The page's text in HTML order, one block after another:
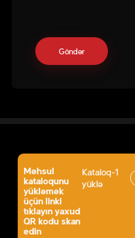
Məhsul
kataloqunu
yükləmək
üçün linki
tıklayın yaxud
QR kodu skan
edin
Kataloq-1
yüklə